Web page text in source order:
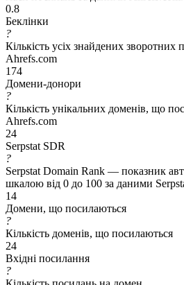
0.8
Беклінки
?
Кількість усіх знайдених зворотних
Ahrefs.com
174
Домени-донори
?
Кількість унікальних доменів, що
Ahrefs.com
24
Serpstat SDR
?
Serpstat Domain Rank — показник
шкалою від 0 до 100 за даними
14
Домени, що посилаються
?
Кількість доменів, що посилаються
24
Вхідні посилання
?